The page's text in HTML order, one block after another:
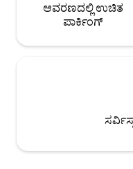
ಆವರಣದಲ್ಲಿ ಉಚಿತ
ಪಾರ್ಕಿಂಗ್